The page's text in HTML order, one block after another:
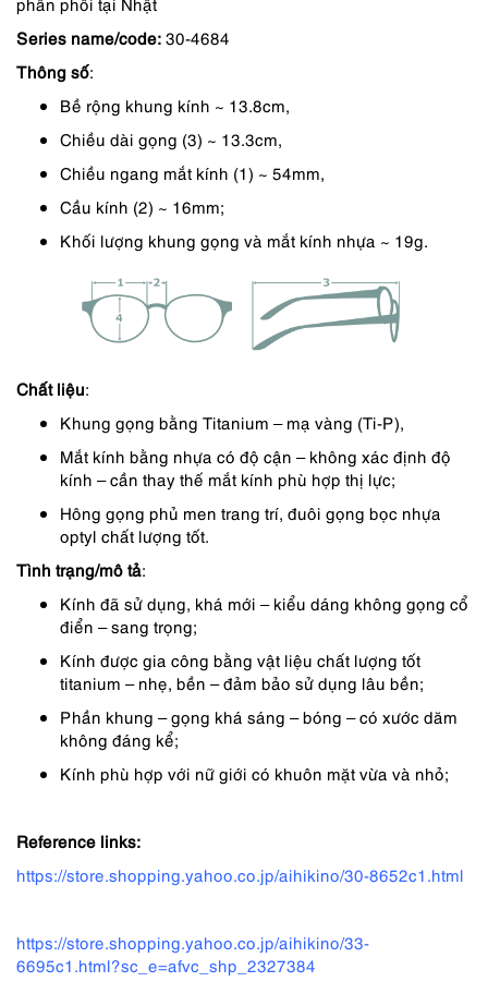
Series name/code: 30-4684
Thông số:
Bề rộng khung kính ~ 13.8cm,
Chiều dài gọng (3) ~ 13.3cm,
Chiều ngang mắt kính (1) ~ 54mm,
Cầu kính (2) ~ 16mm;
Khối lượng khung gọng và mắt kính nhựa ~ 19g.
Chất liệu:
Khung gọng bằng Titanium – mạ vàng (Ti-P),
Mắt kính bằng nhựa có độ cận – không xác định độ
kính – cần thay thế mắt kính phù hợp thị lực;
Hông gọng phủ men trang trí, đuôi gọng bọc nhựa
optyl chất lượng tốt.
Tình trạng/mô tả:
Kính đã sử dụng, khá mới – kiểu dáng không gọng cổ
điển – sang trọng;
Kính được gia công bằng vật liệu chất lượng tốt
titanium – nhẹ, bền – đảm bảo sử dụng lâu bền;
Phần khung – gọng khá sáng – bóng – có xước dăm
không đáng kể;
Kính phù hợp với nữ giới có khuôn mặt vừa và nhỏ;
Reference links:
https://store.shopping.yahoo.co.jp/aihikino/30-8652c1.html
https://store.shopping.yahoo.co.jp/aihikino/33-
6695c1.html?sc_e=afvc_shp_2327384